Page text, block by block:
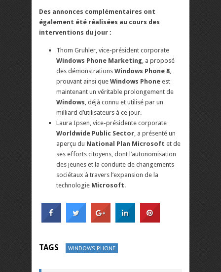
Des annonces complémentaires ont
également été réalisées au cours des
interventions du jour :
Thom Gruhler, vice-président corporate
Windows Phone Marketing , a proposé
des démonstrations Windows Phone 8
prouvant ainsi que Windows Phone est
maintenant un véritable prolongement de
Windows , déjà connu et utilisé par un
milliard d’utilisateurs à ce jour.
Laura Ipsen, vice-présidente corporate
Worldwide Public Sector , a présenté un
aperçu du National Plan Microsoft et de
ses efforts citoyens, dont l’autonomisation
des jeunes et la conduite de changements
sociétaux à travers l’expansion de la
technologie Microsoft.
TAGS WINDOWS PHONE